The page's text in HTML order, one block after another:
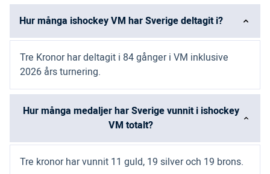
Hur många ishockey VM har Sverige deltagit i?
Tre Kronor har deltagit i 84 gånger i VM inklusive
2026 års turnering.
Hur många medaljer har Sverige vunnit i ishockey
VM totalt?
Tre kronor har vunnit 11 guld, 19 silver och 19 brons.